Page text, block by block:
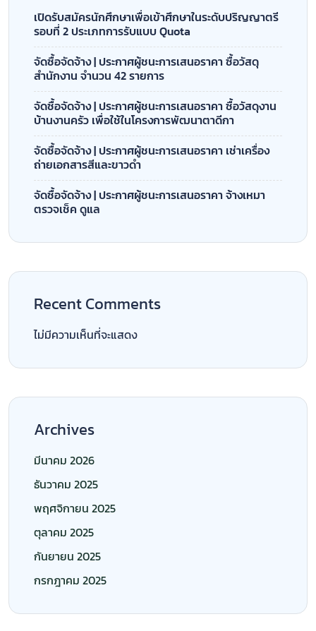
เปิดรับสมัครนักศึกษาเพื่อเข้าศึกษาในระดับปริญญาตรี
รอบที่ 2 ประเภทการรับแบบ Quota
จัดซื้อจัดจ้าง | ประกาศผู้ชนะการเสนอราคา ซื้อวัสดุ
สำนักงาน จำนวน 42 รายการ
จัดซื้อจัดจ้าง | ประกาศผู้ชนะการเสนอราคา ซื้อวัสดุงาน
บ้านงานครัว เพื่อใช้ในโครงการพัฒนาตาดีกา
จัดซื้อจัดจ้าง | ประกาศผู้ชนะการเสนอราคา เช่าเครื่อง
ถ่ายเอกสารสีและขาวดำ
จัดซื้อจัดจ้าง | ประกาศผู้ชนะการเสนอราคา จ้างเหมา
ตรวจเช็ค ดูแล
Recent Comments
ไม่มีความเห็นที่จะแสดง
Archives
มีนาคม 2026
ธันวาคม 2025
พฤศจิกายน 2025
ตุลาคม 2025
กันยายน 2025
กรกฎาคม 2025